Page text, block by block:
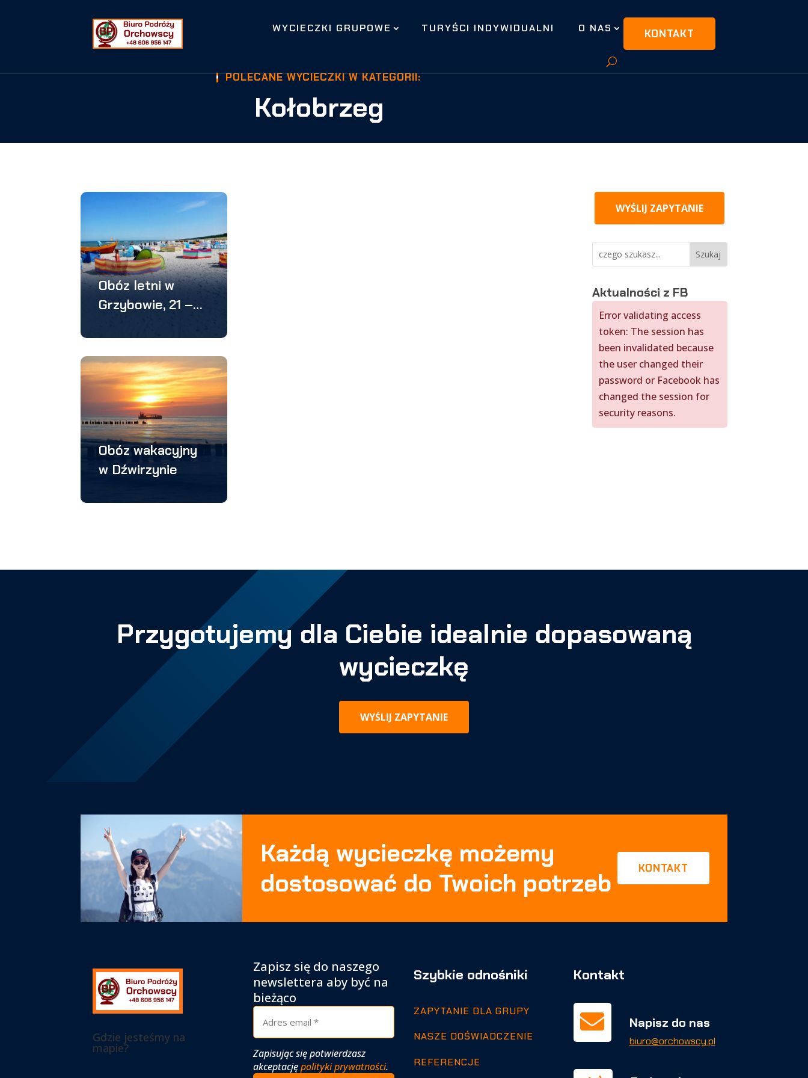
WYCIECZKI GRUPOWE TURYŚCI INDYWIDUALNI O NAS KONTAKT
POLECANE WYCIECZKI W KATEGORII:
Kołobrzeg
Obóz letni w
Grzybowie, 21 –
Obóz wakacyjny
w Dźwirzynie
WYŚLIJ ZAPYTANIE
Aktualności z FB
Error validating access
token: The session has
been invalidated because
the user changed their
password or Facebook has
changed the session for
security reasons.
Przygotujemy dla Ciebie idealnie dopasowaną
wycieczkę
WYŚLIJ ZAPYTANIE
Każdą wycieczkę możemy
dostosować do Twoich potrzeb
KONTAKT
Gdzie jesteśmy na
mapie?
Zapisz się do naszego
newslettera aby być na
bieżąco
Zapisując się potwierdzasz
akceptacjępolityki prywatności.
Szybkie odnośniki
ZAPYTANIE DLA GRUPY
NASZE DOŚWIADCZENIE
REFERENCJE
Kontakt
 Napisz do nas
biuro@orchowscy.pl